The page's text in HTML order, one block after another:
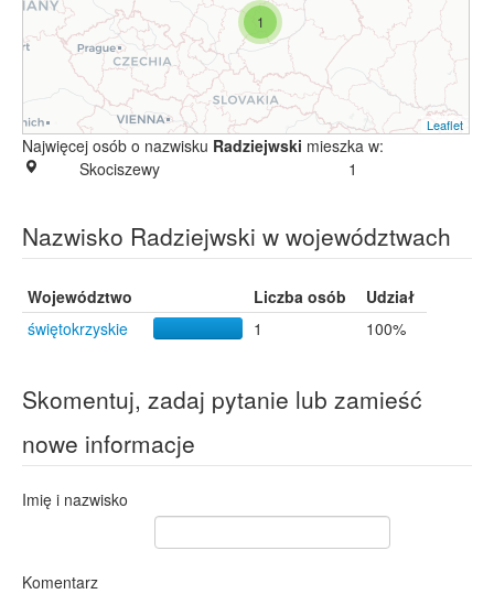
1
Leaflet
Najwięcej osób o nazwisku Radziejwski mieszka w:
Skociszewy
1
Nazwisko Radziejwski w województwach
Województwo Liczba osób
Udział
świętokrzyskie
1 100%
Skomentuj, zadaj pytanie lub zamieść
nowe informacje
Imię i nazwisko
Komentarz